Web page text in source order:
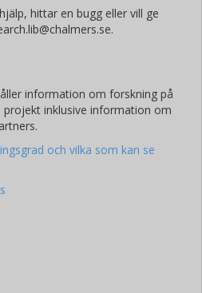
hittar en bugg eller vill ge
information om forskning på
projekt inklusive information om
och vilka som kan se